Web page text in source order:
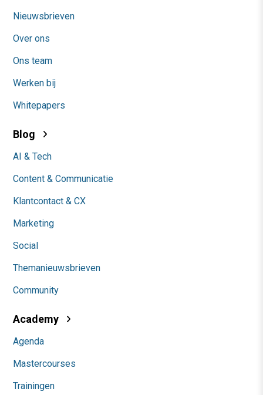
Nieuwsbrieven
Over ons
Ons team
Werken bij
Whitepapers
Blog
AI & Tech
Content & Communicatie
Klantcontact & CX
Marketing
Social
Themanieuwsbrieven
Community
Academy
Agenda
Mastercourses
Trainingen